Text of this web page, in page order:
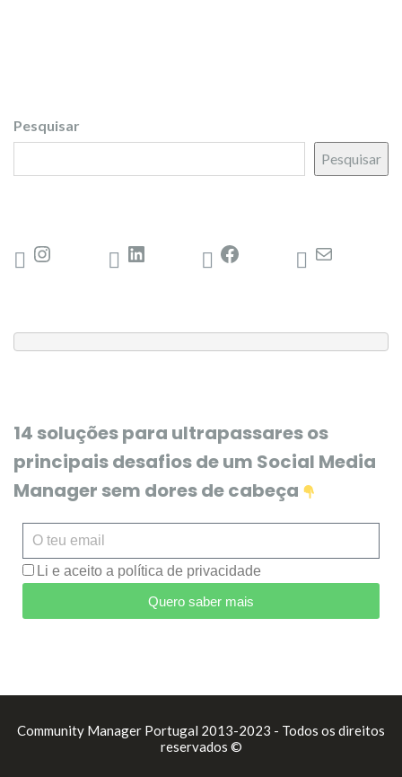
Pesquisar
Pesquisar
14 soluções para ultrapassares os
principais desafios de um Social Media
Manager sem dores de cabeça
Li e aceito a política de privacidade
Quero saber mais
Community Manager Portugal 2013-2023 - Todos os direitos
reservados ©